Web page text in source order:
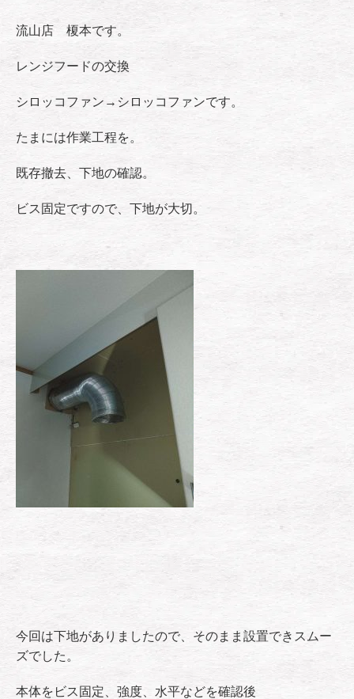
流山店 榎本です。
レンジフードの交換
シロッコファン→シロッコファンです。
たまには作業工程を。
既存撤去、下地の確認。
ビス固定ですので、下地が大切。
今回は下地がありましたので、そのまま設置できスムー
ズでした。
本体をビス固定、強度、水平などを確認後